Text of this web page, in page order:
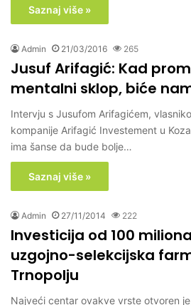
Saznaj više »
Admin 21/03/2016 265
Jusuf Arifagić: Kad
mentalni sklop, biće
Intervju s Jusufom Arifagićem,
kompanije Arifagić Investement u
ima šanse da bude bolje…
Saznaj više »
Admin 27/11/2014 222
Investicija od 100
uzgojno-selekcijska
Trnopolju
Najveći centar ovakve vrste otvoren